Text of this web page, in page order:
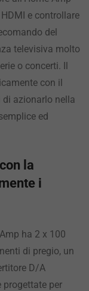
e controllare
del
televisiva molto
o concerti. Il
con il
di azionarlo nella
ed
la
i
ha 2 x 100
di pregio, un
D/A
progettate per